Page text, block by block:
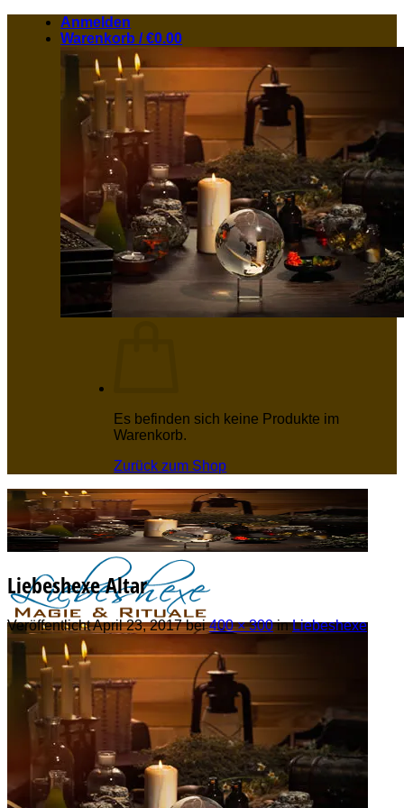
Anmelden
Warenkorb /€0.00
Es befinden sich keine Produkte im
Warenkorb.
Zurück zum Shop
Liebeszauber
Partnerrückführung
Partnerzusammenführung
Trennungszauber
Liebeshexe Altar
VeröffentlichtApril 23, 2017bei400 × 300inLiebeshexe